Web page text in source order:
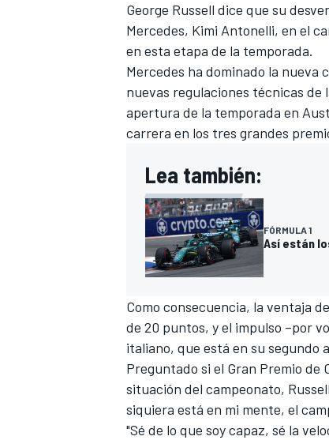
FÓRMULA E
WRC
George Russell dice que su
Mercedes, Kimi Antonelli, en el
en esta etapa de la temporada.
Mercedes ha dominado la nueva
nuevas regulaciones técnicas de
apertura de la temporada en
carrera en los tres grandes
Lea también:
FÓRMULA 1
Así están
Como consecuencia, la ventaja
de 20 puntos, y el impulso –por
italiano, que está en su segundo
Preguntado si el Gran Premio de
situación del campeonato,
siquiera está en mi mente, el
"Sé de lo que soy capaz, sé la